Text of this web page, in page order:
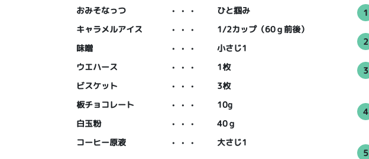
おみそなっつ ・・・
ひと掴み
キャラメルアイス
・・・
1/2カップ（60ｇ前後）
味噌
・・・
小さじ1
ウエハース
・・・
1枚
ビスケット
・・・
3枚
板チョコレート
・・・
10g
白玉粉
・・・
40ｇ
コーヒー原液
・・・ 大さじ1
1
2
3
4
5